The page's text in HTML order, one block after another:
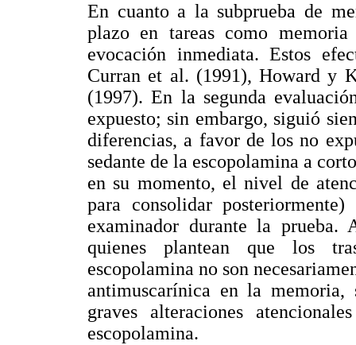
En cuanto a la subprueba de
plazo en tareas como
evocación inmediata. Estos
Curran et al. (1991), Howard y
(1997). En la segunda
expuesto; sin embargo, siguió
diferencias, a favor de los no
sedante de la escopolamina a
en su momento, el nivel de
para consolidar
examinador durante la
quienes plantean que los
escopolamina no son
antimuscarínica en la memoria,
graves alteraciones
escopolamina.